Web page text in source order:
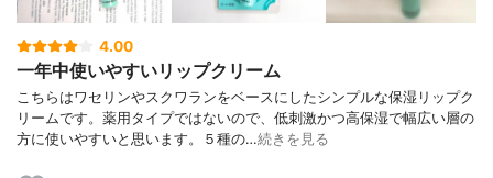
4.00
一年中使いやすいリップクリーム
こちらはワセリンやスクワランをベースにしたシンプルな保湿リップク
リームです。薬用タイプではないので、低刺激かつ高保湿で幅広い層の
方に使いやすいと思います。５種の…続きを見る